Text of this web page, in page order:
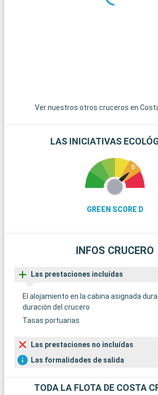
La isla Saona, situada al sureste, es un
Ver nuestros otros cruceros en
LAS INICIATIVAS
GREEN SCORE D
INFOS CRUCERO
Las prestaciones incluídas
El alojamiento en la cabina asignada
duración del crucero
Tasas portuarias
Las prestaciones no incluídas
Las formalidades de salida
TODA LA FLOTA DE COSTA